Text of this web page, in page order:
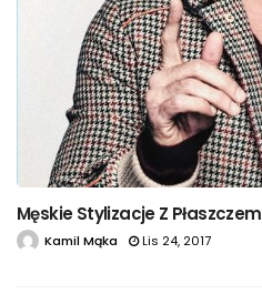
Męskie Stylizacje Z Płaszczem
Kamil Mąka Lis 24, 2017